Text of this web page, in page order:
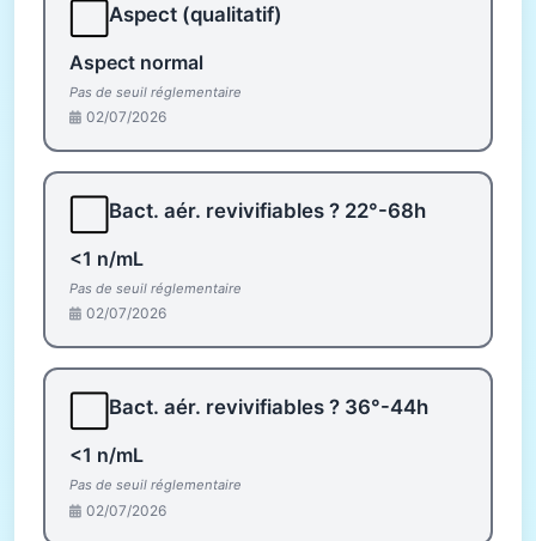
Aspect (qualitatif)
Aspect normal
Pas de seuil réglementaire
02/07/2026
Bact. aér. revivifiables ? 22°-68h
<1 n/mL
Pas de seuil réglementaire
02/07/2026
Bact. aér. revivifiables ? 36°-44h
<1 n/mL
Pas de seuil réglementaire
02/07/2026